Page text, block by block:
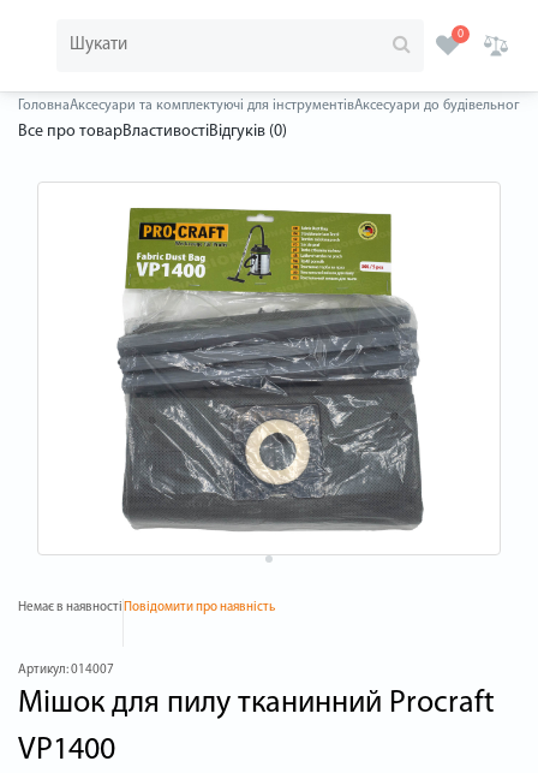
0
ГоловнаАксесуари та комплектуючі для інструментівАксесуари до будівельного
Все про товарВластивостіВідгуків (0)
Немає в наявності Повідомити про наявність
Артикул:014007
Мішок для пилу тканинний Procraft
VP1400